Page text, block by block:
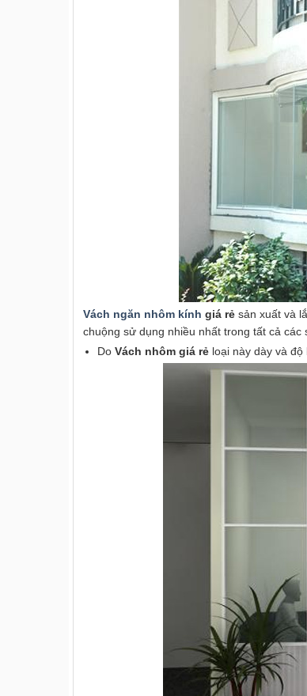
Vách ngăn nhôm kính giá rẻ sản xuất và
chuộng sử dụng nhiều nhất trong tất cả các
DoVách nhôm giá rẻ loại này dày và độ